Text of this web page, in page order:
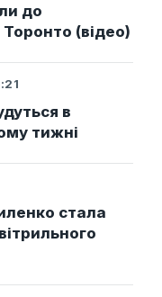
до
(відео)
в
тижні
стала